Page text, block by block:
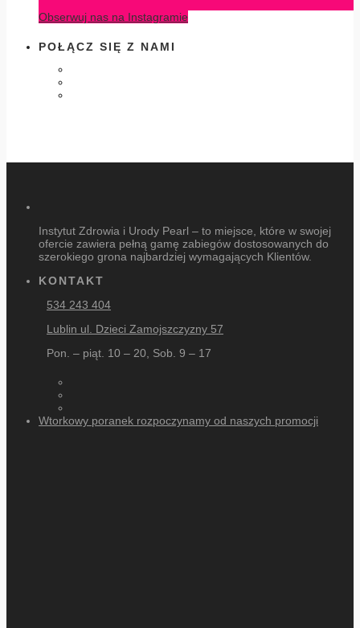
Obserwuj nas na Instagramie
POŁĄCZ SIĘ Z NAMI
Instytut Zdrowia i Urody Pearl – to miejsce, które w swojej
ofercie zawiera pełną gamę zabiegów dostosowanych do
szerokiego grona najbardziej wymagających Klientów.
KONTAKT
534 243 404
Lublin ul. Dzieci Zamojszczyzny 57
Pon. – piąt. 10 – 20, Sob. 9 – 17
Wtorkowy poranek rozpoczynamy od naszych promocji